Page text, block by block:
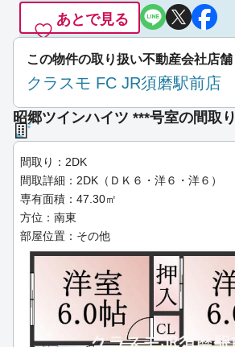
あとで見る
この物件の取り扱い不動産会社店舗
クラスモ FC JR須磨駅前店
昭郷ツインハイツ ***号室の間取り
間取り：2DK
間取詳細：2DK（ＤＫ６・洋６・洋６）
専有面積：47.30㎡
方位：南東
部屋位置：その他